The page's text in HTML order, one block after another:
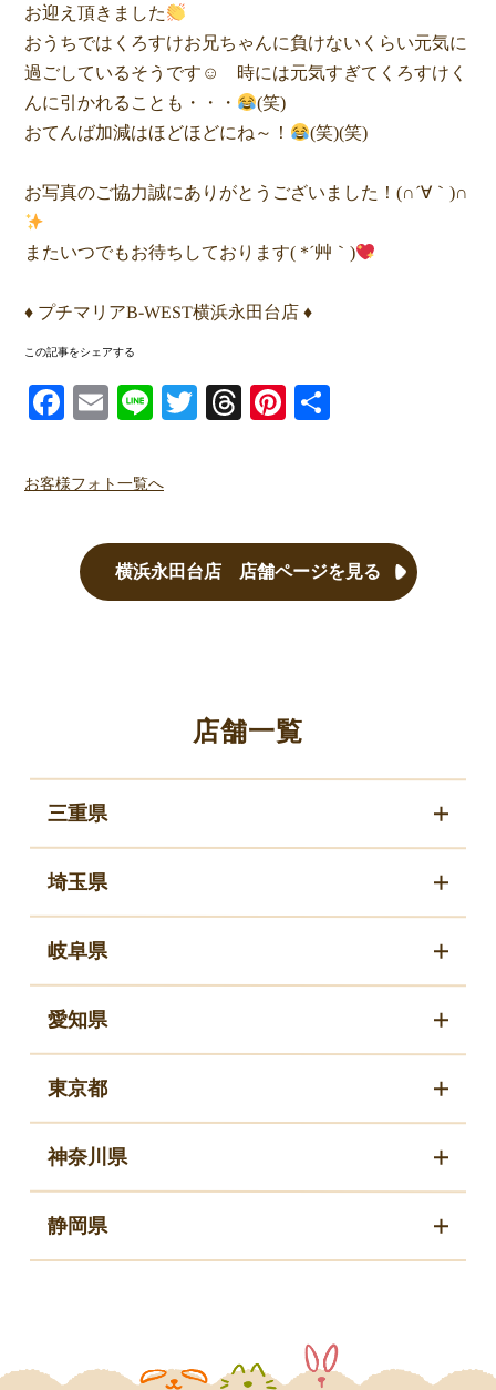
お迎え頂きました
おうちではくろすけお兄ちゃんに負けないくらい元気に
過ごしているそうです☺ 時には元気すぎてくろすけく
んに引かれることも・・・ (笑)
おてんば加減はほどほどにね～！ (笑)(笑)
お写真のご協力誠にありがとうございました！(∩´∀｀)∩
またいつでもお待ちしております( *´艸｀)
♦ プチマリアB-WEST横浜永田台店 ♦
この記事をシェアする
FacebookEmail Line Twitter Threads Pinterest
お客様フォト一覧へ
横浜永田台店 店舗ページを見る
店舗一覧
三重県
埼玉県
岐阜県
愛知県
東京都
神奈川県
静岡県